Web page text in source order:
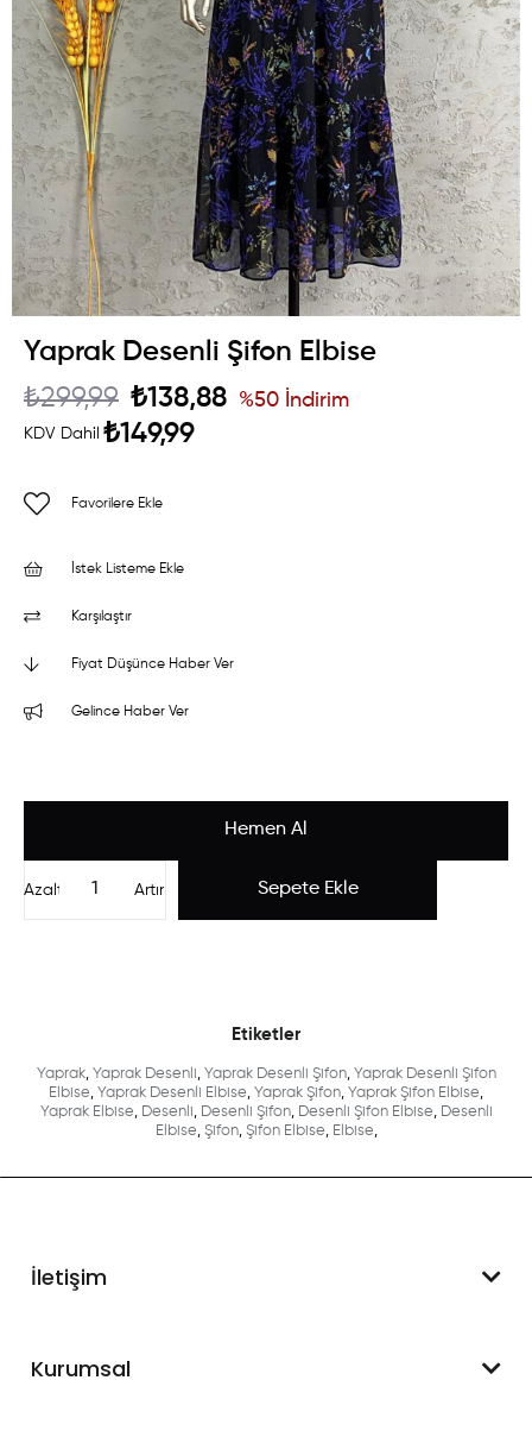
Yaprak Desenli Şifon Elbise
₺299,99 ₺138,88
KDV Dahil ₺149,99
%50 İndirim
Favorilere Ekle
İstek Listeme Ekle
Karşılaştır
Fiyat Düşünce Haber Ver
Gelince Haber Ver
Artır
Azalt
Etiketler
Yaprak, Yaprak Desenli, Yaprak Desenli Şifon, Yaprak Desenli Şifon
Elbise, Yaprak Desenli Elbise, Yaprak Şifon, Yaprak Şifon Elbise,
Yaprak Elbise, Desenli, Desenli Şifon, Desenli Şifon Elbise, Desenli
Elbise, Şifon, Şifon Elbise, Elbise,
İletişim
WhatsApp Destek
Kurumsal